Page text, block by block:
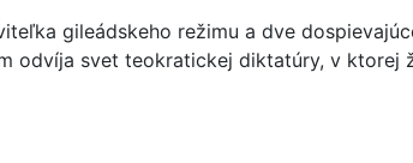
gileádskeho režimu a dve
odvíja svet teokratickej diktatúry, v ktorej